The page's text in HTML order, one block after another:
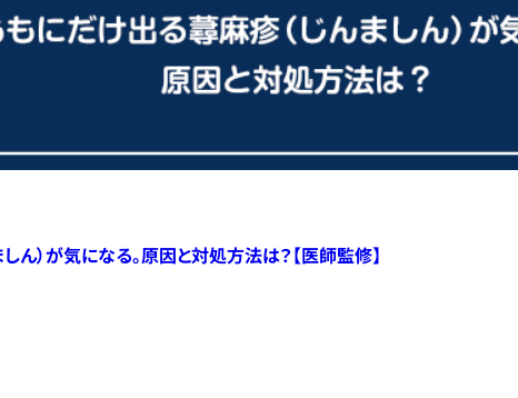
ん）が気になる。原因と対処方法は？【医師監修】